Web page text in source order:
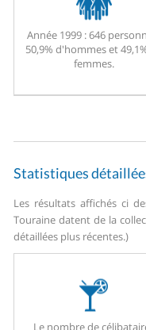
Année 1999 :646
50,9% d'hommes et
femmes.
Statistiques
Les résultats affichés ci
Touraine datent de la
détaillées plus récentes.)
Le nombre de